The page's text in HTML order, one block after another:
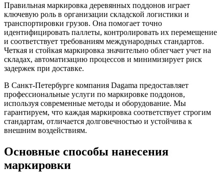
Правильная маркировка деревянных поддонов играет
ключевую роль в организации складской логистики и
транспортировки грузов. Она помогает точно
идентифицировать паллеты, контролировать их перемещение
и соответствует требованиям международных стандартов.
Четкая и стойкая маркировка значительно облегчает учет на
складах, автоматизацию процессов и минимизирует риск
задержек при доставке.
В Санкт-Петербурге компания Dagama предоставляет
профессиональные услуги по маркировке поддонов,
используя современные методы и оборудование. Мы
гарантируем, что каждая маркировка соответствует строгим
стандартам, отличается долговечностью и устойчива к
внешним воздействиям.
Основные способы нанесения
маркировки